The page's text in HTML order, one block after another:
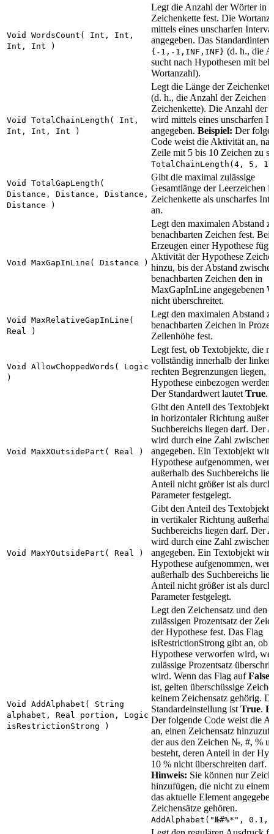
Void WordsCount( Int, Int,
Int, Int )
Legt die Anzahl der Wörter in
Zeichenkette fest. Die
mittels eines unscharfen
angegeben. Das
{-1,-1,INF,INF} (d. h., die
sucht nach Hypothesen mit
Wortanzahl).
Void TotalChainLength( Int,
Int, Int, Int )
Legt die Länge der
(d. h., die Anzahl der Zeichen
Zeichenkette). Die Anzahl der
wird mittels eines unscharfen
angegeben. Beispiel: Der
Code weist die Aktivität an,
Zeile mit 5 bis 10 Zeichen zu
TotalChainLength(4, 5,
Void TotalGapLength(
Distance, Distance, Distance,
Distance )
Gibt die maximal zulässige
Gesamtlänge der Leerzeichen
Zeichenkette als unscharfes
an.
Void MaxGapInLine( Distance )
Legt den maximalen Abstand
benachbarten Zeichen fest.
Erzeugen einer Hypothese fügt
Aktivität der Hypothese
hinzu, bis der Abstand
benachbarten Zeichen den in
MaxGapInLine angegebenen
nicht überschreitet.
Void MaxRelativeGapInLine(
Real )
Legt den maximalen Abstand
benachbarten Zeichen in
Zeilenhöhe fest.
Void AllowChoppedWords( Logic
)
Legt fest, ob Textobjekte, die
vollständig innerhalb der
rechten Begrenzungen liegen,
Hypothese einbezogen werden
Der Standardwert lautet True.
Void MaxXOutsidePart( Real )
Gibt den Anteil des
in horizontaler Richtung
Suchbereichs liegen darf. Der
wird durch eine Zahl zwischen
angegeben. Ein Textobjekt
Hypothese aufgenommen,
außerhalb des Suchbereichs
Anteil nicht größer ist als durch
Parameter festgelegt.
Void MaxYOutsidePart( Real )
Gibt den Anteil des
in vertikaler Richtung
Suchbereichs liegen darf. Der
wird durch eine Zahl zwischen
angegeben. Ein Textobjekt
Hypothese aufgenommen,
außerhalb des Suchbereichs
Anteil nicht größer ist als durch
Parameter festgelegt.
Void AddAlphabet( String
alphabet, Real portion, Logic
isRestrictionStrong )
Legt den Zeichensatz und den
zulässigen Prozentsatz der
der Hypothese fest. Das Flag
isRestrictionStrong gibt an, ob
Hypothese verworfen wird,
zulässige Prozentsatz
wird. Wenn das Flag aufFalse
ist, gelten überschüssige
keinem Zeichensatz gehörig.
Standardeinstellung ist True.
Der folgende Code weist die
an, einen Zeichensatz
der aus den Zeichen №, #, %
besteht, deren Anteil in der
10 % nicht überschreiten darf.
Hinweis: Sie können nur
hinzufügen, die nicht zu einem
das aktuelle Element
Zeichensätze gehören.
AddAlphabet("№#%*", 0.1,